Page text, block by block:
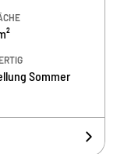
Sommer